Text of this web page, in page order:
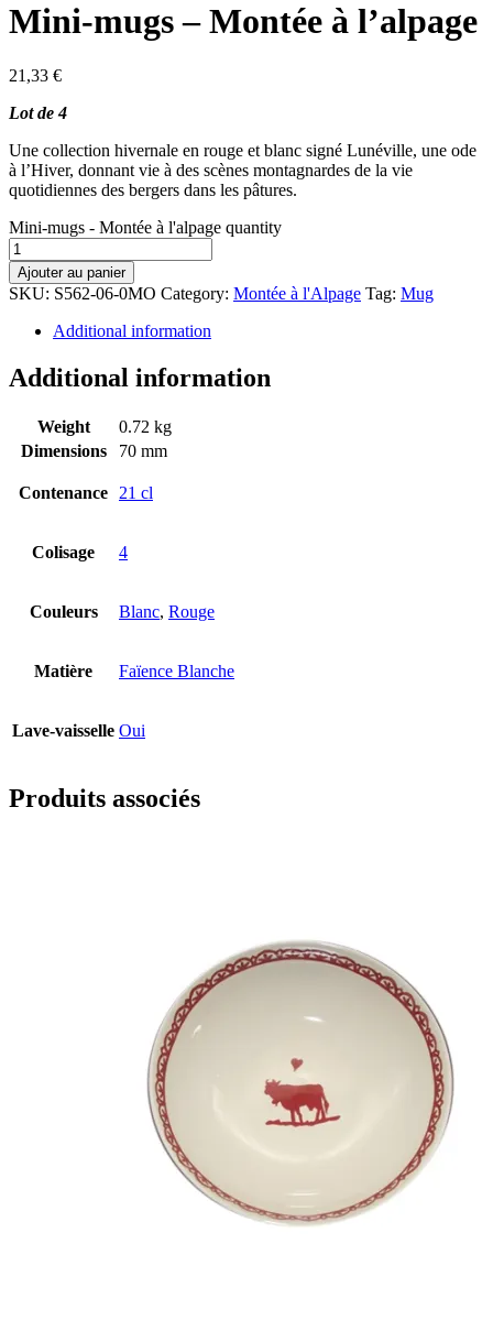
Mini-mugs – Montée à l’alpage
21,33 €
Lot de 4
Une collection hivernale en rouge et blanc signé Lunéville, une ode
à l’Hiver, donnant vie à des scènes montagnardes de la vie
quotidiennes des bergers dans les pâtures.
Mini-mugs - Montée à l'alpage quantity
Ajouter au panier
SKU: S562-06-0MO Category: Montée à l'Alpage Tag: Mug
Additional information
Additional information
Weight
0.72 kg
Dimensions
70 mm
Contenance 21 cl
Colisage 4
Couleurs Blanc, Rouge
Matière Faïence Blanche
Lave-vaisselle Oui
Produits associés